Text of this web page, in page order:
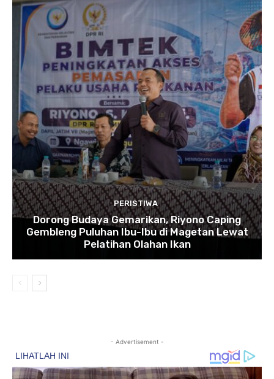
PERISTIWA
Dorong Budaya Gemarikan, Riyono Caping
Gembleng Puluhan Ibu-Ibu di Magetan Lewat
Pelatihan Olahan Ikan
- Advertisement -